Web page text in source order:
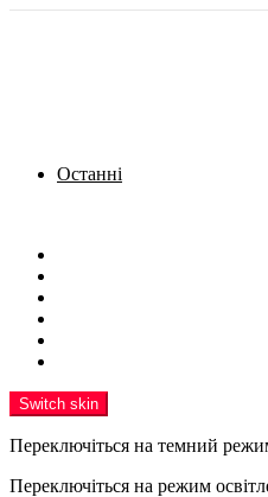
Останні
Switch skin
Переключіться на темний
Переключіться на режим